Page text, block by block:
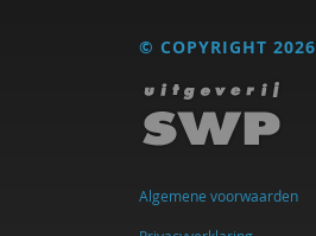
Sarah Blaffer Hrdy
Ernst Bohlmeijer
Richard Brons
Suzan Brukx
© COPYRIGHT 2026
Algemene voorwaarden